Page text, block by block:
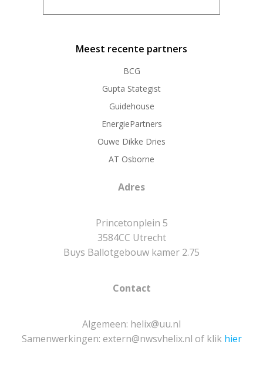
Meest recente partners
BCG
Gupta Stategist
Guidehouse
EnergiePartners
Ouwe Dikke Dries
AT Osborne
Adres
Princetonplein 5
3584CC Utrecht
Buys Ballotgebouw kamer 2.75
Contact
Algemeen: helix@uu.nl
Samenwerkingen: extern@nwsvhelix.nl of klik hier